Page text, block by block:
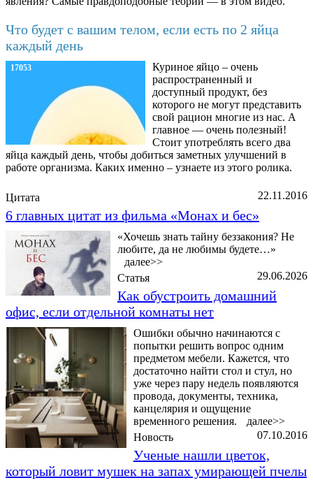
Что будет с вашим телом, если есть по 2 яйца
каждый день
17053
Куриное яйцо – очень
распространенный и
доступный продукт, без
которого не могут представить
свой рацион многие из нас. А
главное — очень полезный!
Стоит употреблять всего два
яйца каждый день, чтобы добиться заметных улучшений в
работе организма. Каких именно – узнаете из этого ролика.
22.11.2016
Цитата
6 главных цитат из фильма «Монах и бес»
«Хочешь знать тайну беззакония? Не
любите, да не любимы будете…»
далее>>
29.06.2026
Статья
Как обустроить домашний
офис, если отдельной комнаты нет
Ошибки обычно начинаются с
попытки решить вопрос одним
предметом мебели. Кажется, что
достаточно найти стол и стул, но
уже через пару недель появляются
провода, документы, техника,
канцелярия и ощущение
временного решения.
далее>>
07.10.2016
Новость
Ученые нашли цветок,
который ловит мушек на запах умирающей пчелы